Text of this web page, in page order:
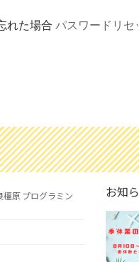
れた場合 パスワードリセ
橿原 プログラミン
お知